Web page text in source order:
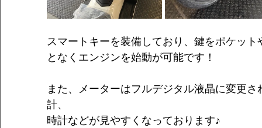
スマートキーを装備しており、鍵をポケッ
となくエンジンを始動が可能です！
また、メーターはフルデジタル液晶に変更
計、
時計などが見やすくなっております♪